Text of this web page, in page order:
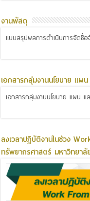
งานพัสดุ
แบบสรุปผลการดำเนินการจัดซื้อ
เอกสารกลุ่มงานนโยบาย แผ
เอกสารกลุ่มงานนโยบาย แผน แ
ลงเวลาปฏิบัติงานในช่วง
ทรัพยากรศาสตร์ มหาวิทยาลั